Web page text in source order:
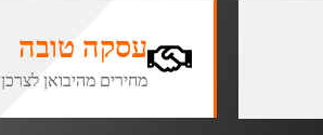
עסקה טובה
מחירים מהיבואן לצרכן